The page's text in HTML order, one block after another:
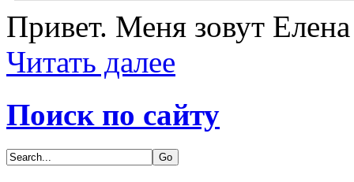
Привет. Меня зовут Елена
Читать далее
Поиск по сайту